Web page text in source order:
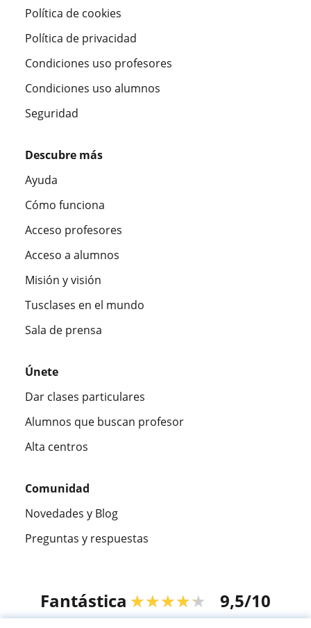
Política de cookies
Política de privacidad
Condiciones uso profesores
Condiciones uso alumnos
Seguridad
Descubre más
Ayuda
Cómo funciona
Acceso profesores
Acceso a alumnos
Misión y visión
Tusclases en el mundo
Sala de prensa
Únete
Dar clases particulares
Alumnos que buscan profesor
Alta centros
Comunidad
Novedades y Blog
Preguntas y respuestas
Fantástica ★★★★★ 9,5/10